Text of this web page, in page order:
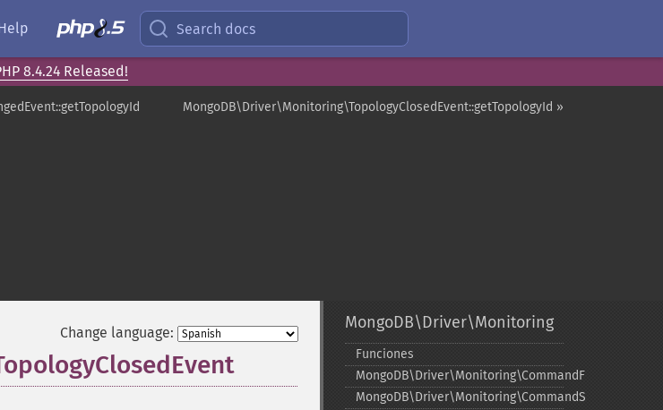
Search docs
8.4.24 Released!
MongoDB\Driver\Monitoring\TopologyClosedEvent::getTopologyId »
Change language:
MongoDB\Driver\Monitoring
Funciones
MongoDB\Driver\Monitoring\CommandFailedEvent
MongoDB\Driver\Monitoring\CommandStartedEvent